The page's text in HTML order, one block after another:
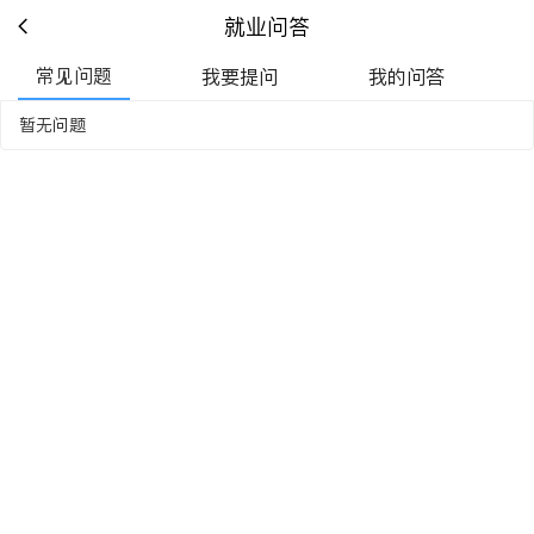
就业问答
常见问题 我要提问 我的问答
暂无问题